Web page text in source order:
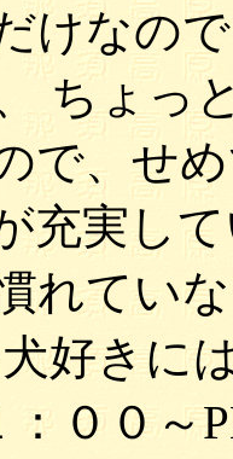
けなの
ちょっ
で、せ
充実し
れてい
好きに
００～